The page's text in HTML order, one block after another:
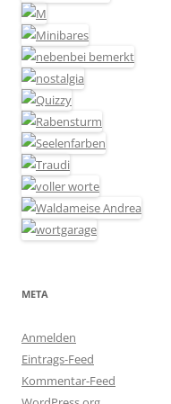
META
Anmelden
Eintrags-Feed
Kommentar-Feed